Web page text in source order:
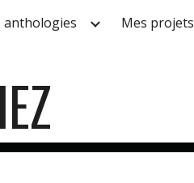
anthologies Mes projets